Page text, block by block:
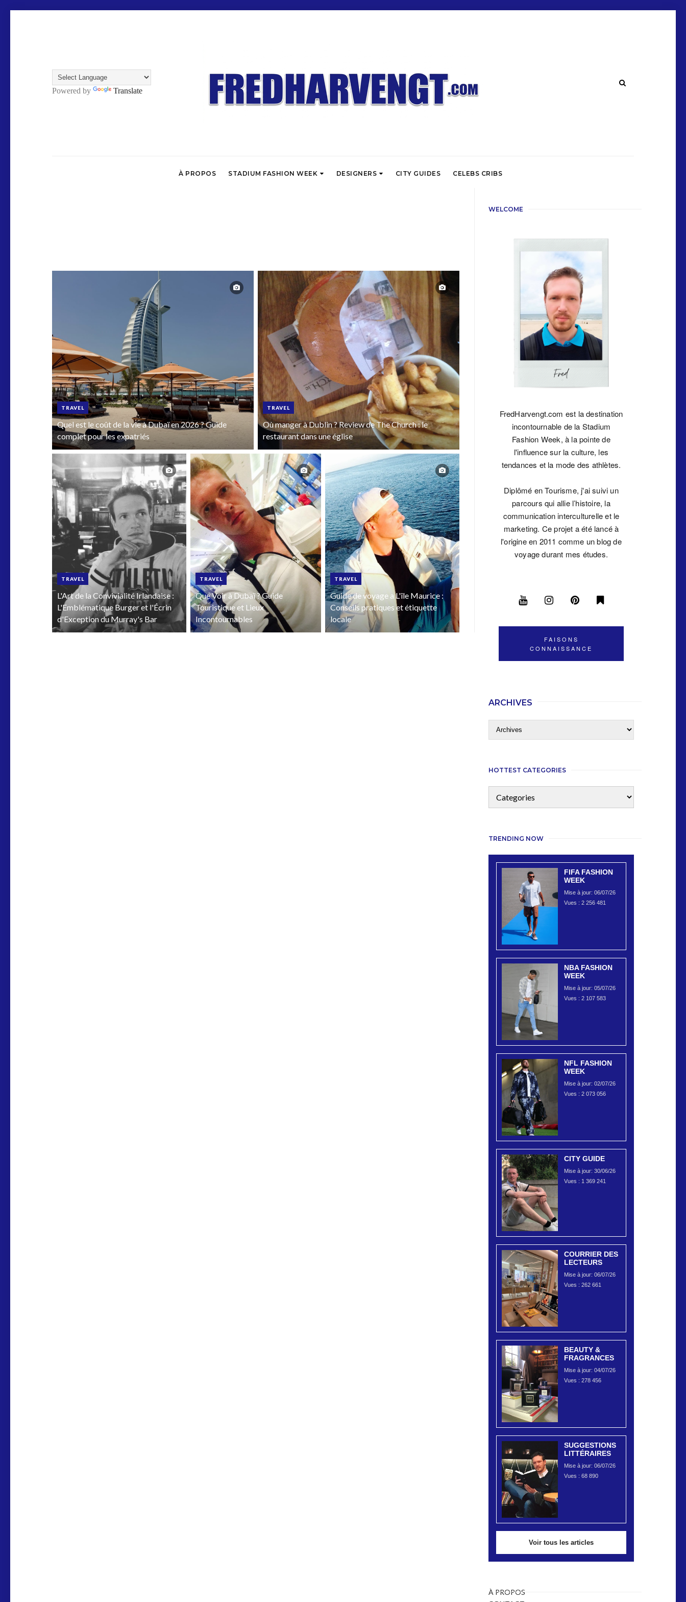
Powered by Translate
À PROPOS STADIUM FASHION WEEK DESIGNERS CITY GUIDES CELEBS CRIBS
TRAVEL
Quel est le coût de la vie à Dubaï en 2026 ? Guide
complet pour les expatriés
TRAVEL
Où manger à Dublin ? Review de The Church : le
restaurant dans une église
TRAVEL
L'Art de la Convivialité Irlandaise :
L'Emblématique Burger et l'Écrin
d'Exception du Murray's Bar
TRAVEL
Que Voir à Dubaï ? Guide
Touristique et Lieux
Incontournables
TRAVEL
Guide de voyage a L'île Maurice :
Conseils pratiques et étiquette
locale
WELCOME
FredHarvengt.com est la destination
incontournable de la Stadium
Fashion Week, à la pointe de
l'influence sur la culture, les
tendances et la mode des athlètes.
Diplômé en Tourisme, j'ai suivi un
parcours qui allie l’histoire, la
communication interculturelle et le
marketing. Ce projet a été lancé à
l'origine en 2011 comme un blog de
voyage durant mes études.
FAISONS
CONNAISSANCE
ARCHIVES
HOTTEST CATEGORIES
TRENDING NOW
FIFA FASHION
WEEK
Mise à jour: 06/07/26
Vues : 2 256 481
NBA FASHION
WEEK
Mise à jour: 05/07/26
Vues : 2 107 583
NFL FASHION
WEEK
Mise à jour: 02/07/26
Vues : 2 073 056
CITY GUIDE
Mise à jour: 30/06/26
Vues : 1 369 241
COURRIER DES
LECTEURS
Mise à jour: 06/07/26
Vues : 262 661
BEAUTY &
FRAGRANCES
Mise à jour: 04/07/26
Vues : 278 456
SUGGESTIONS
LITTÉRAIRES
Mise à jour: 06/07/26
Vues : 68 890
Voir tous les articles
À PROPOS